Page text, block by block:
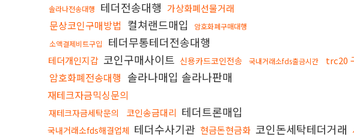
솔라나전송대행 테더전송대행 가상화폐선물거래
문상코인구매방법 컬쳐랜드매입
암호화폐구매대행
소액결제비트구입
테더무통테더전송대행
테더개인지갑 코인구매사이트 신용카드코인전송 국내거래소fds출금시간 trc20
암호화폐전송대행 솔라나매입 솔라나판매
재테크자금믹싱문의
재테크자금세탁문의 코인송금대리 테더트론매입
국내거래소fds해결업체 테더수사기관 현금돈현금화 코인돈세탁테더거래